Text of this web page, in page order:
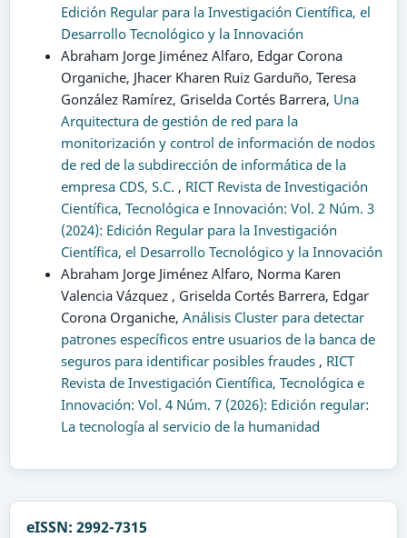
Edición Regular para la Investigación Científica, el
Desarrollo Tecnológico y la Innovación
Abraham Jorge Jiménez Alfaro, Edgar Corona
Organiche, Jhacer Kharen Ruiz Garduño, Teresa
González Ramírez, Griselda Cortés Barrera, Una
Arquitectura de gestión de red para la
monitorización y control de información de nodos
de red de la subdirección de informática de la
empresa CDS, S.C. , RICT Revista de Investigación
Científica, Tecnológica e Innovación: Vol. 2 Núm. 3
(2024): Edición Regular para la Investigación
Científica, el Desarrollo Tecnológico y la Innovación
Abraham Jorge Jiménez Alfaro, Norma Karen
Valencia Vázquez , Griselda Cortés Barrera, Edgar
Corona Organiche, Análisis Cluster para detectar
patrones específicos entre usuarios de la banca de
seguros para identificar posibles fraudes , RICT
Revista de Investigación Científica, Tecnológica e
Innovación: Vol. 4 Núm. 7 (2026): Edición regular:
La tecnología al servicio de la humanidad
eISSN: 2992-7315